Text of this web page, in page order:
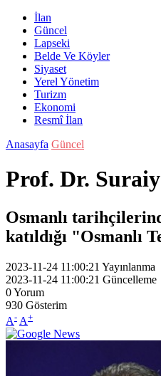
İlan
Güncel
Lapseki
Belde Ve Köyler
Siyaset
Yerel Yönetim
Turizm
Ekonomi
Resmî İlan
Anasayfa Güncel
Prof. Dr.
Osmanlı
katıldığı "Osmanlı
2023-11-24 11:00:21 Yayınlanma
2023-11-24 11:00:21 Güncelleme
0Yorum
930 Gösterim
A- A+